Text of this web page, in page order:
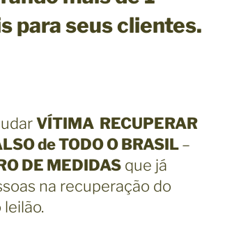
para seus clientes.
VÍTIMA RECUPERAR
de TODO O BRASIL–
DE MEDIDAS que já
na recuperação do